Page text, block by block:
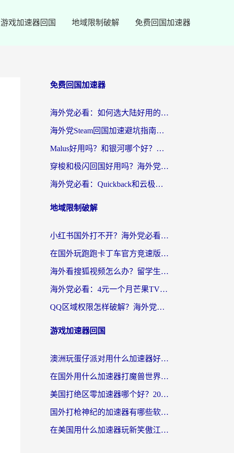
游戏加速器回国 地域限制破解 免费回国加速器
免费回国加速器
海外党必看：如何选大陆好用的vpn？一篇解决你的回国访问难题
海外党Steam回国加速避坑指南：从延迟卡顿到无缝畅玩，我踩过的坑和最优解
Malus好用吗？和银河哪个好？海外党选回国加速器的避坑指南（附乌克兰玩国内游戏实测）
穿梭和极闪回国好用吗？海外党亲测4款加速器+1个隐藏宝藏
海外党必看：Quickback和云极好用吗？3招教你选对回国加速器（附PC端VPN实测对比）
地域限制破解
小红书国外打不开？海外党必看！3步解决国内影音、生活服务全畅通
在国外玩跑跑卡丁车官方竞速版总卡顿？这篇攻略帮你解决地区限制+低延迟难题
海外看搜狐视频怎么办？留学生亲测有效的回国加速器选择指南
海外党必看：4元一个月芒果TV会员？选对回国加速器就能实现！
QQ区域权限怎样破解？海外党亲测有效的回国加速方案（附看剧看电影神器推荐）
游戏加速器回国
澳洲玩蛋仔派对用什么加速器好？留学生亲测有效的国服游戏加速指南
在国外用什么加速器打魔兽世界不卡？海外党国服游戏流畅指南
美国打绝区零加速器哪个好？2026海外玩家实测指南（附英国部落冲突梦幻西游加速技巧）
国外打枪神纪的加速器有哪些软件？2026海外玩家亲测实用指南
在美国用什么加速器玩新笑傲江湖比较好一点？海外玩家亲测的靠谱方案